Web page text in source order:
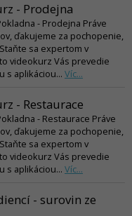
- Prodejna
- Prodejna Práve
ďakujeme za pochopenie,
sa expertom v
videokurz Vás prevedie
s aplikáciou... Víc...
- Restaurace
- Restaurace Práve
ďakujeme za pochopenie,
sa expertom v
videokurz Vás prevedie
s aplikáciou... Víc...
- surovin ze